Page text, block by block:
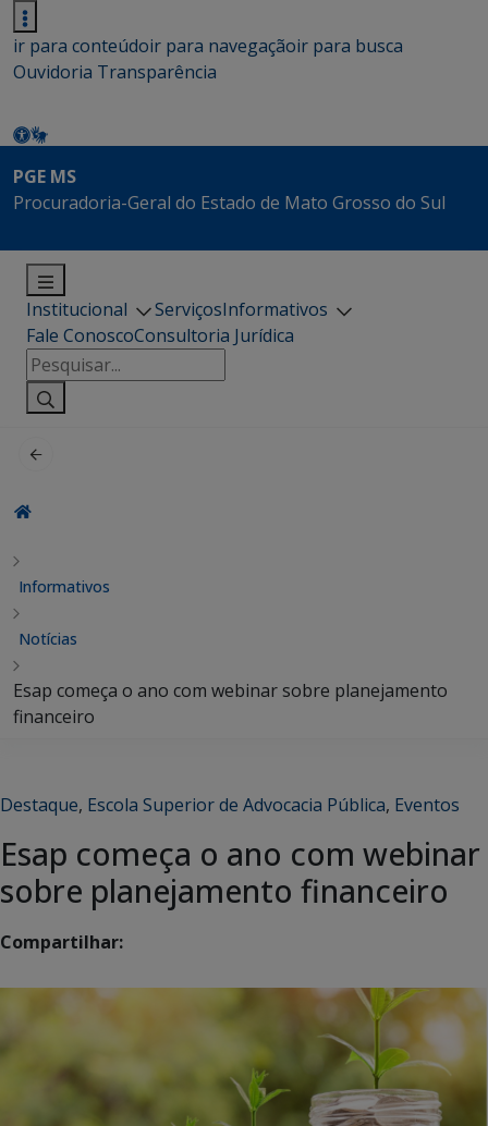
ir para conteúdoir para navegaçãoir para busca
Ouvidoria Transparência
PGE MS
Procuradoria-Geral do Estado de Mato Grosso do Sul
Institucional ServiçosInformativos
Fale ConoscoConsultoria Jurídica
Pesquisar
por:
Informativos
Notícias
Esap começa o ano com webinar sobre planejamento
financeiro
Destaque, Escola Superior de Advocacia Pública, Eventos
Esap começa o ano com webinar
sobre planejamento financeiro
Compartilhar: